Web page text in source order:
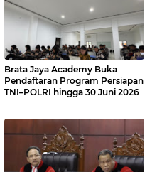
Brata Jaya Academy Buka
Pendaftaran Program Persiapan
TNI–POLRI hingga 30 Juni 2026